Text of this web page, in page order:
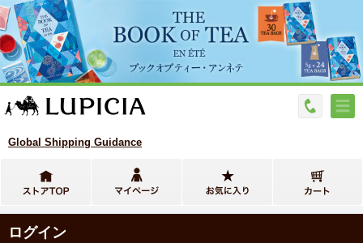
Global Shipping Guidance
ログイン